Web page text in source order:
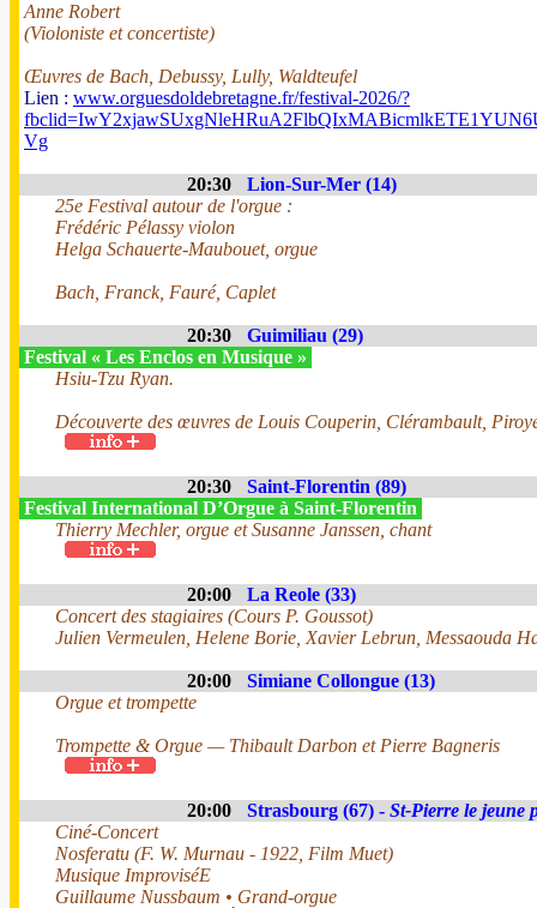
Anne Robert
(Violoniste et concertiste)
Œuvres de Bach, Debussy, Lully, Waldteufel
Lien : www.orguesdoldebretagne.fr/festival-2026/?
Vg
20:30
Lion-Sur-Mer (14)
25e Festival autour de l'orgue :
Frédéric Pélassy violon
Helga Schauerte-Maubouet, orgue
Bach, Franck, Fauré, Caplet
20:30
Guimiliau (29)
Festival « Les Enclos en Musique »
Hsiu-Tzu Ryan.
Découverte des œuvres de Louis Couperin, Clérambault,
20:30
Saint-Florentin (89)
Festival International D’Orgue à Saint-Florentin
Thierry Mechler, orgue et Susanne Janssen, chant
20:00
La Reole (33)
Concert des stagiaires (Cours P. Goussot)
Julien Vermeulen, Helene Borie, Xavier Lebrun, Messaouda
20:00
Simiane Collongue (13)
Orgue et trompette
Trompette & Orgue — Thibault Darbon et Pierre Bagneris
20:00 Strasbourg (67) - St-Pierre le jeune
Ciné-Concert
Nosferatu (F. W. Murnau - 1922, Film Muet)
Musique ImproviséE
Guillaume Nussbaum • Grand-orgue